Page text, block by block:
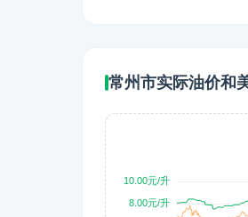
常州市实际油价和